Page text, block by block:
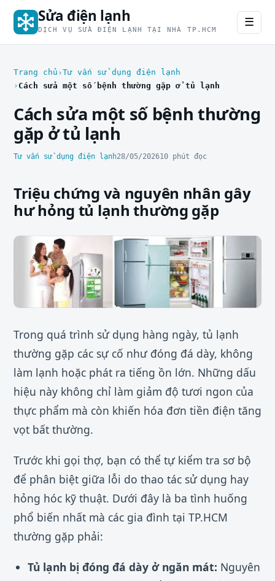
Sửa điện lạnh
DỊCH VỤ SỬA ĐIỆN LẠNH TẠI NHÀ TP.HCM
☰
Trang chủ Tư vấn sử dụng điện lạnh
Cách sửa một số bệnh thường gặp ở tủ lạnh
Cách sửa một số bệnh thường
gặp ở tủ lạnh
Tư vấn sử dụng điện lạnh28/05/202610 phút đọc
Triệu chứng và nguyên nhân gây
hư hỏng tủ lạnh thường gặp
Trong quá trình sử dụng hàng ngày, tủ lạnh
thường gặp các sự cố như đóng đá dày, không
làm lạnh hoặc phát ra tiếng ồn lớn. Những dấu
hiệu này không chỉ làm giảm độ tươi ngon của
thực phẩm mà còn khiến hóa đơn tiền điện tăng
vọt bất thường.
Trước khi gọi thợ, bạn có thể tự kiểm tra sơ bộ
để phân biệt giữa lỗi do thao tác sử dụng hay
hỏng hóc kỹ thuật. Dưới đây là ba tình huống
phổ biến nhất mà các gia đình tại TP.HCM
thường gặp phải:
Tủ lạnh bị đóng đá dày ở ngăn mát: Nguyên